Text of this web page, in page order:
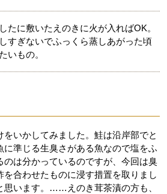
たに敷いたえのきに火が入ればOK。
すぎないでふっくら蒸しあがった頃
いもの。
をいかしてみました。鮭は沿岸部でと
に準じる生臭さがある魚なので塩をふ
のは分かっているのですが、今回は臭
を合わせたものに浸す措置を取りまし
思います。……えのき茸茶漬の方も、